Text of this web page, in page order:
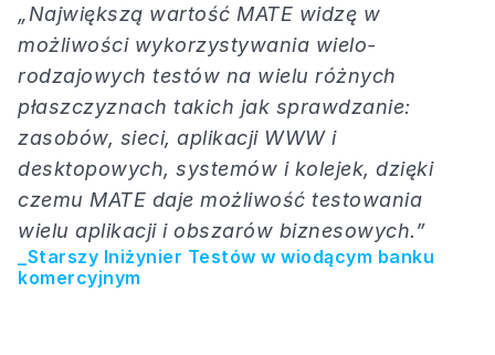
„Największą wartość MATE widzę w
możliwości wykorzystywania wielo-
rodzajowych testów na wielu różnych
płaszczyznach takich jak sprawdzanie:
zasobów, sieci, aplikacji WWW i
desktopowych, systemów i kolejek, dzięki
czemu MATE daje możliwość testowania
wielu aplikacji i obszarów biznesowych.”
_Starszy Iniżynier Testów w wiodącym banku
komercyjnym